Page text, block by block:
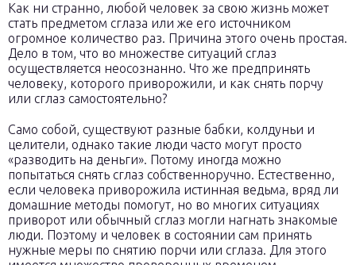
Как ни странно, любой человек за свою жизнь может
стать предметом сглаза или же его источником
огромное количество раз. Причина этого очень простая.
Дело в том, что во множестве ситуаций сглаз
осуществляется неосознанно. Что же предпринять
человеку, которого приворожили, и как снять порчу
или сглаз самостоятельно?
Само собой, существуют разные бабки, колдуньи и
целители, однако такие люди часто могут просто
«разводить на деньги». Потому иногда можно
попытаться снять сглаз собственноручно. Естественно,
если человека приворожила истинная ведьма, вряд ли
домашние методы помогут, но во многих ситуациях
приворот или обычный сглаз могли нагнать знакомые
люди. Поэтому и человек в состоянии сам принять
нужные меры по снятию порчи или сглаза. Для этого